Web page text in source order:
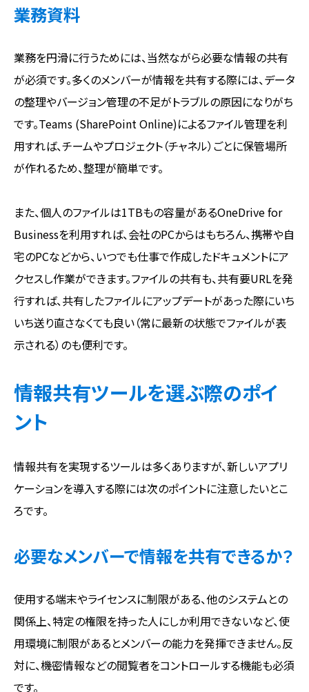
業務資料
業務を円滑に行うためには、当然ながら必要な情報の共有
が必須です。多くのメンバーが情報を共有する際には、データ
の整理やバージョン管理の不足がトラブルの原因になりがち
です。Teams (SharePoint Online)によるファイル管理を利
用すれば、チームやプロジェクト（チャネル）ごとに保管場所
が作れるため、整理が簡単です。
また、個人のファイルは1TBもの容量があるOneDrive for
Businessを利用すれば、会社のPCからはもちろん、携帯や自
宅のPCなどから、いつでも仕事で作成したドキュメントにア
クセスし作業ができます。ファイルの共有も、共有要URLを発
行すれば、共有したファイルにアップデートがあった際にいち
いち送り直さなくても良い（常に最新の状態でファイルが表
示される）のも便利です。
情報共有ツールを選ぶ際のポイ
ント
情報共有を実現するツールは多くありますが、新しいアプリ
ケーションを導入する際には次のポイントに注意したいとこ
ろです。
必要なメンバーで情報を共有できるか？
使用する端末やライセンスに制限がある、他のシステムとの
関係上、特定の権限を持った人にしか利用できないなど、使
用環境に制限があるとメンバーの能力を発揮できません。反
対に、機密情報などの閲覧者をコントロールする機能も必須
です。